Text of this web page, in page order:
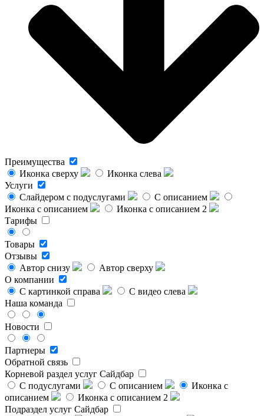
Преимущества
Иконка сверху
Иконка слева
Услуги
Слайдером с подуслугами
С описанием
Иконка с описанием
Иконка с описанием 2
Тарифы
Товары
Отзывы
Автор снизу
Автор сверху
О компании
С картинкой справа
С видео слева
Наша команда
Новости
Партнеры
Обратной связь
Корневой раздел услуг Сайдбар
С подуслугами
С описанием
Иконка с
описанием
Иконка с описанием 2
Подраздел услуг Сайдбар